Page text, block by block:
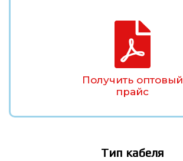
Получить оптовый
прайс
Тип кабеля